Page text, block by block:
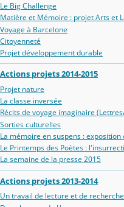
Le Big Challenge
Matière et Mémoire : projet Arts et
Voyage à Barcelone
Citoyenneté
Projet développement durable
Actions projets 2014-2015
Projet nature
La classe inversée
Récits de voyage imaginaire
Sorties culturelles
La mémoire en suspens :
Le Printemps des Poètes :
La semaine de la presse 2015
Actions projets 2013-2014
Un travail de lecture et de